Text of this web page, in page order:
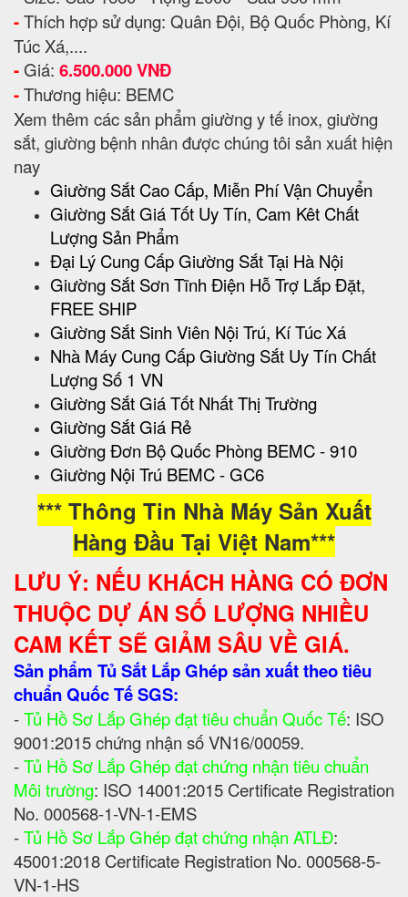
-Thích hợp sử dụng: Quân Đội, Bộ Quốc Phòng, Kí
Túc Xá,....
- Giá: 6.500.000 VNĐ
-Thương hiệu: BEMC
Xem thêm các sản phẩm giường y tế inox, giường
sắt, giường bệnh nhân được chúng tôi sản xuất hiện
nay
Giường Sắt Cao Cấp, Miễn Phí Vận Chuyển
Giường Sắt Giá Tốt Uy Tín, Cam Kêt Chất
Lượng Sản Phẩm
Đại Lý Cung Cấp Giường Sắt Tại Hà Nội
Giường Sắt Sơn Tĩnh Điện Hỗ Trợ Lắp Đặt,
FREE SHIP
Giường Sắt Sinh Viên Nội Trú, Kí Túc Xá
Nhà Máy Cung Cấp Giường Sắt Uy Tín Chất
Lượng Số 1 VN
Giường Sắt Giá Tốt Nhất Thị Trường
Giường Sắt Giá Rẻ
Giường Đơn Bộ Quốc Phòng BEMC - 910
Giường Nội Trú BEMC - GC6
*** Thông Tin Nhà Máy Sản Xuất
Hàng Đầu Tại Việt Nam***
LƯU Ý: NẾU KHÁCH HÀNG CÓ ĐƠN
THUỘC DỰ ÁN SỐ LƯỢNG NHIỀU
CAM KẾT SẼ GIẢM SÂU VỀ GIÁ.
Sản phẩm Tủ Sắt Lắp Ghép sản xuất theo tiêu
chuẩn Quốc Tế SGS:
-Tủ Hồ Sơ Lắp Ghép đạt tiêu chuẩn Quốc Tế: ISO
9001:2015 chứng nhận số VN16/00059.
-Tủ Hồ Sơ Lắp Ghép đạt chứng nhận tiêu chuẩn
Môi trường: ISO 14001:2015 Certificate Registration
No. 000568-1-VN-1-EMS
-Tủ Hồ Sơ Lắp Ghép đạt chứng nhận ATLĐ:
45001:2018 Certificate Registration No. 000568-5-
VN-1-HS